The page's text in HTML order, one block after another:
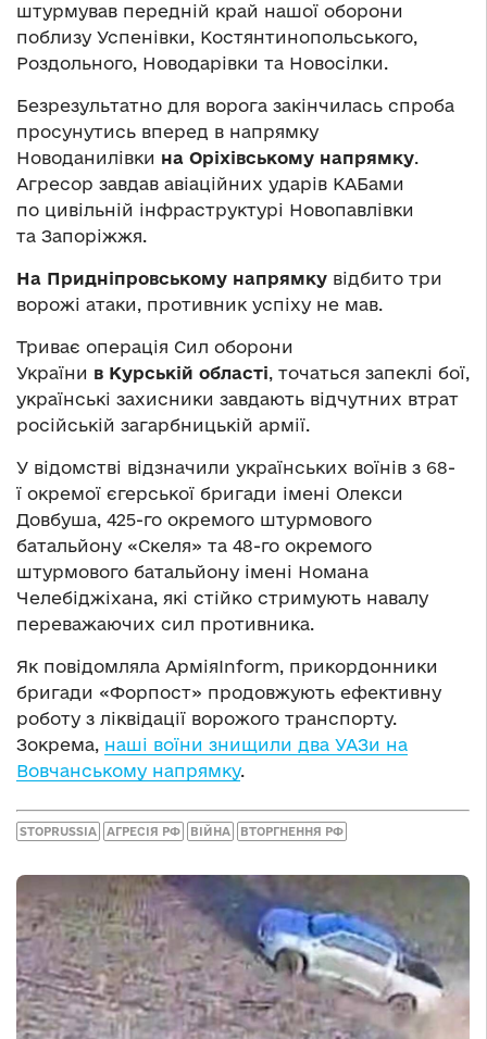
штурмував передній край нашої оборони
поблизу Успенівки, Костянтинопольського,
Роздольного, Новодарівки та Новосілки.
Безрезультатно для ворога закінчилась спроба
просунутись вперед в напрямку
Новоданилівки на Оріхівському напрямку.
Агресор завдав авіаційних ударів КАБами
по цивільній інфраструктурі Новопавлівки
та Запоріжжя.
На Придніпровському напрямку відбито три
ворожі атаки, противник успіху не мав.
Триває операція Сил оборони
України в Курській області, точаться запеклі бої,
українські захисники завдають відчутних втрат
російській загарбницькій армії.
У відомстві відзначили українських воїнів з 68-
ї окремої єгерської бригади імені Олекси
Довбуша, 425-го окремого штурмового
батальйону «Скеля» та 48-го окремого
штурмового батальйону імені Номана
Челебіджіхана, які стійко стримують навалу
переважаючих сил противника.
Як повідомляла АрміяInform, прикордонники
бригади «Форпост» продовжують ефективну
роботу з ліквідації ворожого транспорту.
Зокрема, наші воїни знищили два УАЗи на
Вовчанському напрямку.
STOPRUSSIA АГРЕСІЯ РФ ВІЙНА ВТОРГНЕННЯ РФ